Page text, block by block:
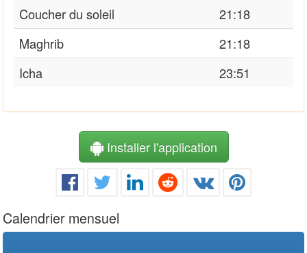
Coucher du soleil
21:18
Maghrib
21:18
Icha
23:51
Installer l'application
Calendrier mensuel